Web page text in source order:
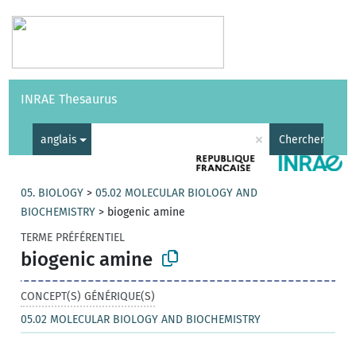
Vocabulaires API
INRAE Thesaurus
anglais × Chercher
05. BIOLOGY >05.02 MOLECULAR BIOLOGY AND
BIOCHEMISTRY > biogenic amine
TERME PRÉFÉRENTIEL
biogenic amine
CONCEPT(S) GÉNÉRIQUE(S)
05.02 MOLECULAR BIOLOGY AND BIOCHEMISTRY